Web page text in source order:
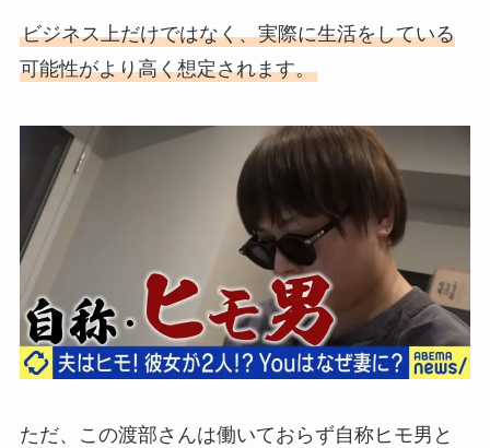
ビジネス上だけではなく、実際に生活をしている
可能性がより高く想定されます。
ただ、この渡部さんは働いておらず自称ヒモ男と